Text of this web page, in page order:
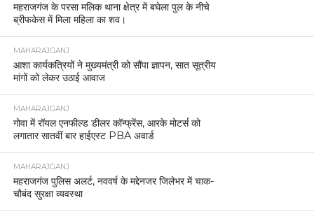
महराजगंज के परसा मलिक थाना क्षेत्र में बघेला पुल के नीचे
ब्रीफकेस में मिला महिला का शव।
MAHARAJGANJ
आशा कार्यकत्रियों ने मुख्यमंत्री को सौंपा ज्ञापन, सात सूत्रीय
मांगों को लेकर उठाई आवाज
MAHARAJGANJ
गोवा में रॉयल एनफील्ड डीलर कॉन्फ्रेंस, आरके मोटर्स को
लगातार सातवीं बार हाईएस्ट PBA अवार्ड
MAHARAJGANJ
महराजगंज पुलिस अलर्ट, नववर्ष के मद्देनजर जिलेभर में चाक-
चौबंद सुरक्षा व्यवस्था